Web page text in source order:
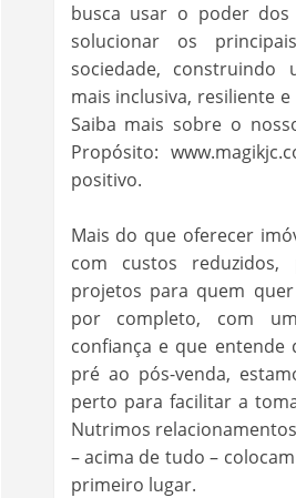
busca usar o poder dos
solucionar os
sociedade, construindo
mais inclusiva, resiliente
Saiba mais sobre o
Propósito:
positivo.
Mais do que oferecer
com custos reduzidos,
projetos para quem
por completo, com
confiança e que entende
pré ao pós-venda,
perto para facilitar a
Nutrimos
– acima de tudo –
primeiro lugar.